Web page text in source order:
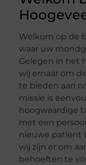
Welkom op de
waar uw
Gelegen in het
wij ernaar om
te bieden aan
missie is
hoogwaardige
met een
nieuwe patiënt
wij zijn er om
behoeften te